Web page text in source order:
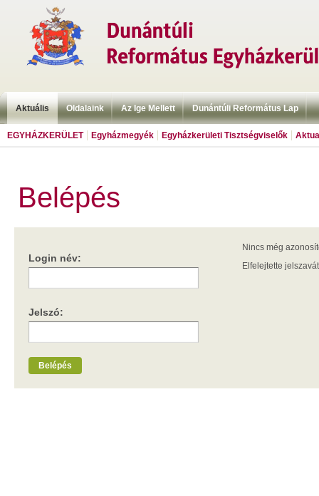
Aktuális Oldalaink Az Ige Mellett Dunántúli Református Lap
EGYHÁZKERÜLET Egyházmegyék Egyházkerületi Tisztségviselők
Belépés
Login név:
Jelszó:
Belépés
Nincs még
Elfelejtette